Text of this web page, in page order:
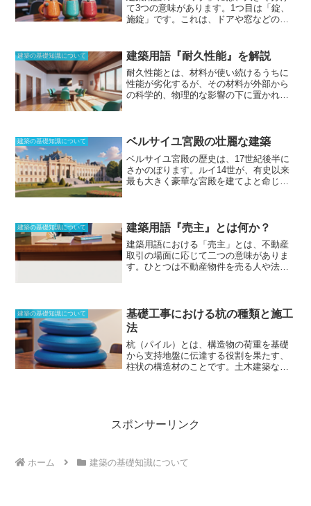
ントを与えることにもつながるが、見る
者に対して想像力をかきたてるような物
て3つの意味があります。1つ目は「錠、
施錠 」です。これは、ドアや窓などの開
です。2つ目は「固定する
」です。これ
は、建築物や構造物を動かないように固
定することです。地震や台風などの災害
時の被害を軽減するために重要です。3つ
目は「拘留する、閉じ込める 」です。こ
キュリティを確保するために欠かせない
重要な要素です。
建築の基礎知識について 建築用語『耐久性能』を解説
耐久性能とは、材料が使い続けるうちに
性能が劣化するが、その材料が外部から
の科学的、物理的な影響の下に置かれた
る。材料や設備が老朽によって使用に耐
えられなくなる場合の物理的耐用年数。
使用目的の変更などによって、機能上の
価値を失った場合の機能的耐用年数。経
営目的からみてその価値を失った場合
分の耐久性、また設備配管などの耐久性
は別だ。また、維持管理の質や材料の選
定、設計の仕方によっても耐久性能は変
わる。
建築の基礎知識について ベルサイユ宮殿の壮麗な建築
ベルサイユ宮殿の歴史 は、17世紀後半に
さかのぼります。ルイ14世が、有史以来
最も大きく豪華な宮殿を建てよと命じ、
した。その結果、幾何学的な様式でどこ
から見てもバランスの取れた、豪華絢爛
な宮殿が誕生しました。庭園内にも様々
な建物があり、ルイ14世の時代の建設様
式やインテリアを知る上でも重要な建築
建築の基礎知識について 建築用語『売主』とは何か？
建築用語における「売主」とは、不動産
取引の場面に応じて二つの意味がありま
す。ひとつは不動産物件を売る人や法人
ことをあらわします。後者の場合、「売
り主」が宅建業者であったり、個人・法
人であったりします。通常、不動産仲介
業者に希望に添うような物件を探しても
らったり、買い手を探してもらったりす
ることが多いですが、その場合は見返り
トダウンが可能となります。ただし、銀
行でのローンに関する手続き等、すべて
建築の基礎知識について
基礎工事における杭の種類と施工
法
杭（パイル）とは、構造物の荷重を基礎
から支持地盤に伝達する役割を果たす、
柱状の構造材のことです。土木建築など
杭をはじめ、遠心力鉄筋コンクリート
杭、PCパイル、鋼杭などがあります。ま
ンクリート杭などがあり、支持の性質に
よって支持杭と摩擦杭があります。先端
スポンサーリンク
ホーム 建築の基礎知識について